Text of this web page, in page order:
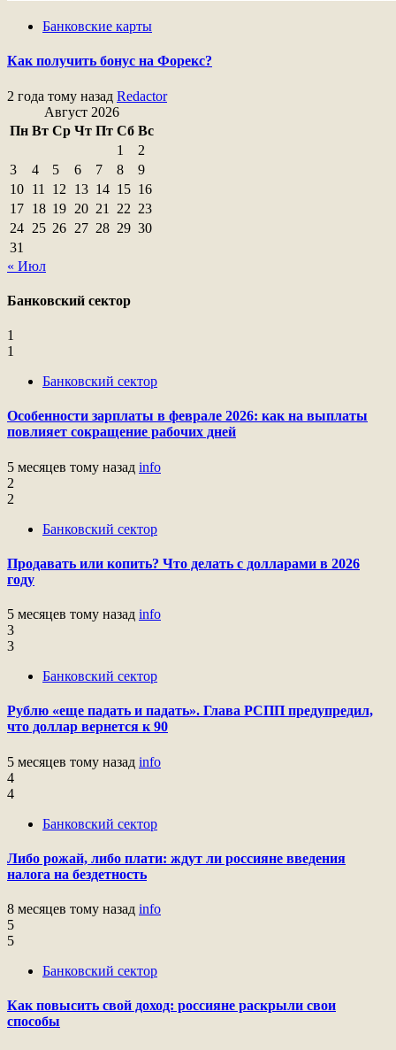
Банковские карты
Как получить бонус на Форекс?
2 года тому назад Redactor
Август 2026
Пн Вт Ср Чт Пт Сб Вс
1
2
3
4 5 6 7 8
9
10 11 12 13 14 15 16
17 18 19 20 21 22 23
24 25 26 27 28 29 30
31
« Июл
Банковский сектор
1
1
Банковский сектор
Особенности зарплаты в феврале 2026: как на выплаты
повлияет сокращение рабочих дней
5 месяцев тому назад info
2
2
Банковский сектор
Продавать или копить? Что делать с долларами в 2026
году
5 месяцев тому назад info
3
3
Банковский сектор
Рублю «еще падать и падать». Глава РСПП предупредил,
что доллар вернется к 90
5 месяцев тому назад info
4
4
Банковский сектор
Либо рожай, либо плати: ждут ли россияне введения
налога на бездетность
8 месяцев тому назад info
5
5
Банковский сектор
Как повысить свой доход: россияне раскрыли свои
способы